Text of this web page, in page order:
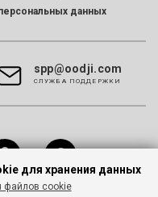
данных
spp@oodji.com
CЛУЖБА ПОДДЕРЖКИ
для хранения данных
файлов cookie